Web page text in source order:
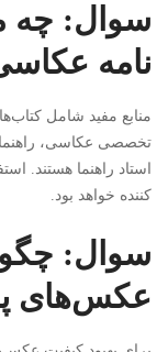
سوال: چه
نامه
منابع مفید شامل
تخصصی عکاسی،
استاد راهنما هستند.
کننده خواهد بود.
سوال:
عکس‌های